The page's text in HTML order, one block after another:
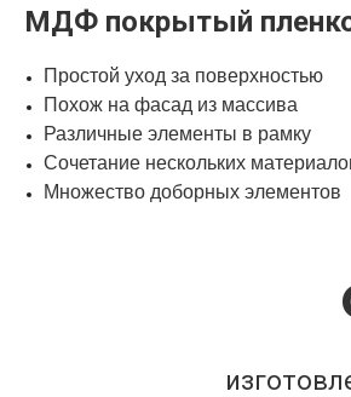
Простой уход за поверхностью
Похож на фасад из массива
Различные элементы в рамку
Сочетание нескольких
Множество доборных элементов
МДФ покрытый